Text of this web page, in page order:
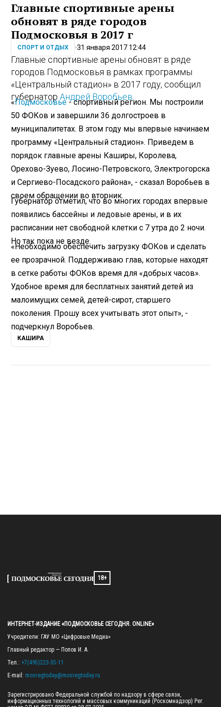
Главные спортивные арены
обновят в ряде городов
Подмосковья в 2017 г
СПОРТ И ОТДЫХ 31 января 2017 12:44
Главные спортивные арены обновят в ряде
городов Подмосковья в рамках программы
«Центральный стадион» в 2017 году, сообщил
губернаторАндрей Воробьев
«Подмосковье - спортивный регион. Мы построили
50 ФОКов и завершили 36 долгостроев в
муниципалитетах. В этом году мы впервые начинаем
программу «Центральный стадион». Приведем в
порядок главные арены Каширы, Королева,
Орехово-Зуево, Лосино-Петровского, Электрогорска
и Сергиево-Посадского района», - сказал Воробьев в
своем обращении во вторник.
Губернатор отметил, что во многих городах впервые
появились бассейны и ледовые арены, и в их
расписании нет свободной клетки с 7 утра до 2 ночи.
Но так пока не везде.
«Необходимо обеспечить загрузку ФОКов и сделать
ее прозрачной. Поддерживаю глав, которые находят
в сетке работы ФОКов время для «добрых часов».
Удобное время для бесплатных занятий детей из
малоимущих семей, детей-сирот, старшего
поколения. Прошу всех учитывать этот опыт», -
подчеркнул Воробьев.
КАШИРА
18+
ИНТЕРНЕТ-ИЗДАНИЕ «ПОДМОСКОВЬЕ СЕГОДНЯ. ONLINE»
Учредители: ГАУ МО «Цифровые Медиа»
Главный редактор — Попов И. А.
Тел.: +7(495)223-35-11
E-mail: mosregtoday@mosregtoday.ru
Зарегистрировано Федеральной службой по надзору в сфере связи,
информационных технологий и массовых коммуникаций (Роскомнадзор) Рег.